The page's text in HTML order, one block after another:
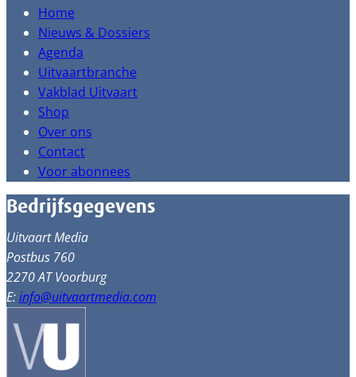
Home
Nieuws & Dossiers
Agenda
Uitvaartbranche
Vakblad Uitvaart
Shop
Over ons
Contact
Voor abonnees
Bedrijfsgegevens
Uitvaart Media
Postbus 760
2270 AT Voorburg
E:info@uitvaartmedia.com